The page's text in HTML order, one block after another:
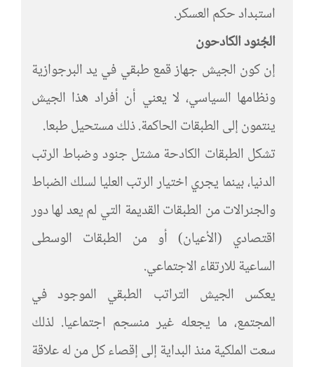
استبداد حكم العسكر.
الجُنود الكادحون
إن كون الجيش جهاز قمع طبقي في يد البرجوازية
ونظامها السياسي، لا يعني أن أفراد هذا الجيش
ينتمون إلى الطبقات الحاكمة. ذلك مستحيل طبعا.
تشكل الطبقات الكادحة مشتل جنود وضباط الرتب
الدنيا، بينما يجري اختيار الرتب العليا لسلك الضباط
والجنرالات من الطبقات القديمة التي لم يعد لها دور
اقتصادي (الأعيان) أو من الطبقات الوسطى
الساعية للارتقاء الاجتماعي.
يعكس الجيش التراتب الطبقي الموجود في
المجتمع، ما يجعله غير منسجم اجتماعيا. لذلك
سعت الملكية منذ البداية إلى إقصاء كل من له علاقة